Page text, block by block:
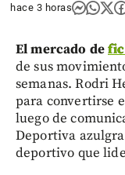
hace 3 horas
El mercado de
de sus
semanas. Rodri
para convertirse
luego de
Deportiva
deportivo que